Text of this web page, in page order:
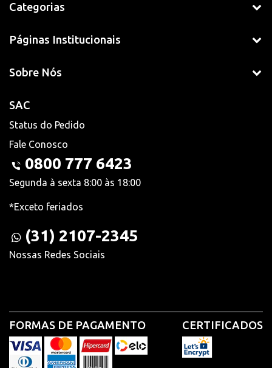
Categorias
Páginas Institucionais
Sobre Nós
SAC
Status do Pedido
Fale Conosco
0800 777 6423
Segunda à sexta 8:00 às 18:00
*Exceto feriados
(31) 2107-2345
Nossas Redes Sociais
FORMAS DE PAGAMENTO CERTIFICADOS